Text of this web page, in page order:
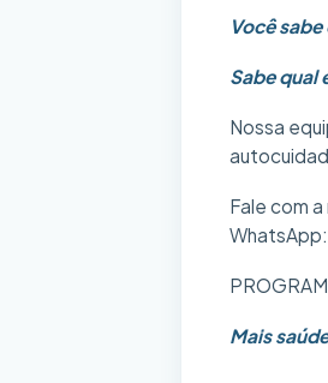
Você
Sabe qual
Nossa
Fale com
Mais